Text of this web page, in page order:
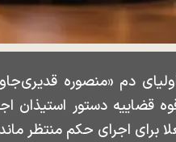
قضاییه دستور استیذان
برای اجرای حکم منتظر